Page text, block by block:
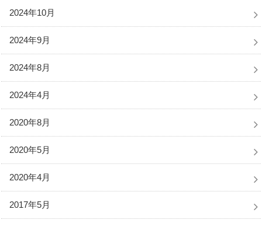
2024年10月
2024年9月
2024年8月
2024年4月
2020年8月
2020年5月
2020年4月
2017年5月